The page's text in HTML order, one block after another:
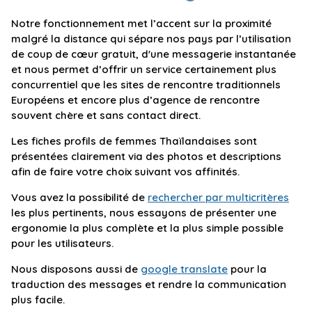
Notre fonctionnement met l’accent sur la proximité
malgré la distance qui sépare nos pays par l’utilisation
de coup de cœur gratuit, d'une messagerie instantanée
et nous permet d’offrir un service certainement plus
concurrentiel que les sites de rencontre traditionnels
Européens et encore plus d’agence de rencontre
souvent chère et sans contact direct.
Les fiches profils de femmes Thaïlandaises sont
présentées clairement via des photos et descriptions
afin de faire votre choix suivant vos affinités.
Vous avez la possibilité de rechercher par multicritères
les plus pertinents, nous essayons de présenter une
ergonomie la plus complète et la plus simple possible
pour les utilisateurs.
Nous disposons aussi de google translate pour la
traduction des messages et rendre la communication
plus facile.